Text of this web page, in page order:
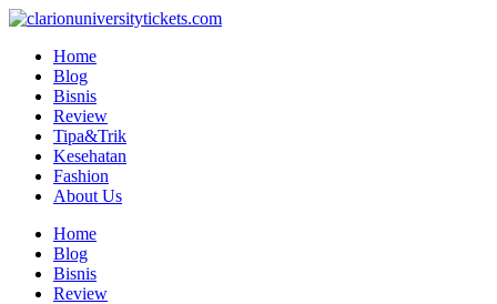
Skip
contentHome
Blog
Bisnis
Review
Tipa&Trik
Kesehatan
Fashion
About Us
Home
Blog
Bisnis
Review